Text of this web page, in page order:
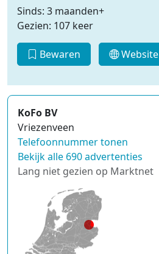
Sinds: 3 maanden+
Gezien: 107 keer
Bewaren Website
KoFo BV
Vriezenveen
Telefoonnummer tonen
Bekijk alle 690 advertenties
Lang niet gezien op Marktnet